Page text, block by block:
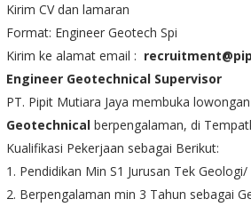
Kirim CV dan lamaran
Format: Engineer Geotech Spi
Kirim ke alamat email :
Engineer Geotechnical Supervisor
PT. Pipit Mutiara Jaya membuka
Geotechnical berpengalaman, di
Kualifikasi Pekerjaan sebagai Berikut:
1. Pendidikan Min S1 Jurusan Tek
2. Berpengalaman min 3 Tahun sebagai